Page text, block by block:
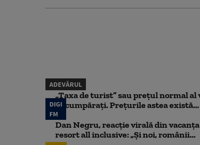
ADEVĂRUL
„Taxa de turist” sau prețul normal
să cumpărați. Prețurile astea există...
DIGI
FM
Dan Negru, reacție virală din
resort all inclusive: „Și noi, românii...